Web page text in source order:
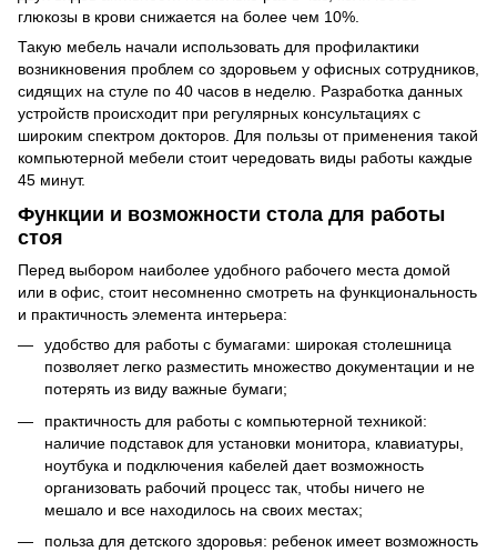
глюкозы в крови снижается на более чем 10%.
Такую мебель начали использовать для профилактики
возникновения проблем со здоровьем у офисных сотрудников,
сидящих на стуле по 40 часов в неделю. Разработка данных
устройств происходит при регулярных консультациях с
широким спектром докторов. Для пользы от применения такой
компьютерной мебели стоит чередовать виды работы каждые
45 минут.
Функции и возможности стола для работы
стоя
Перед выбором наиболее удобного рабочего места домой
или в офис, стоит несомненно смотреть на функциональность
и практичность элемента интерьера:
удобство для работы с бумагами: широкая столешница
позволяет легко разместить множество документации и не
потерять из виду важные бумаги;
практичность для работы с компьютерной техникой:
наличие подставок для установки монитора, клавиатуры,
ноутбука и подключения кабелей дает возможность
организовать рабочий процесс так, чтобы ничего не
мешало и все находилось на своих местах;
польза для детского здоровья: ребенок имеет возможность